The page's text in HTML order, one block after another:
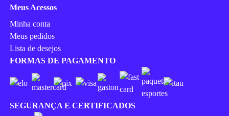
Meus Acessos
Minha conta
Meus pedidos
Lista de desejos
FORMAS DE PAGAMENTO
SEGURANÇA E CERTIFICADOS